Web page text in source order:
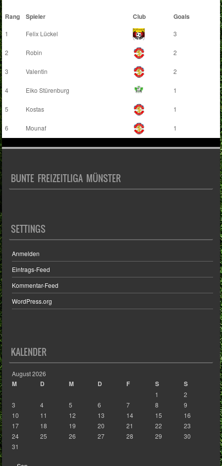
Rang Spieler Club Goals
1 Felix Lückel 3
2 Robin 2
3 Valentin 2
4 Eiko Stürenburg 1
5 Kostas 1
6 Mounaf 1
BUNTE FREIZEITLIGA MÜNSTER
SETTINGS
Anmelden
Eintrags-Feed
Kommentar-Feed
WordPress.org
KALENDER
August 2026
M D M D F S S
1
2
3
4 5 6 7 8
9
10
11 12 13 14 15
16
17
18 19 20 21 22
23
24
25 26 27 28 29
30
31